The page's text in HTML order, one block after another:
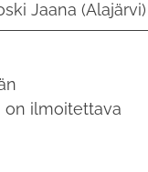
Jaana (Alajärvi)
on ilmoitettava